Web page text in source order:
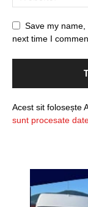
Save my
next time I
Acest sit folosește
sunt procesate